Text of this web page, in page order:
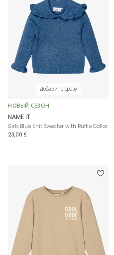
Добавить сразу
НОВЫЙ СЕЗОН
NAME IT
Girls Blue Knit Sweater with Ruffle Collar
23,00 £